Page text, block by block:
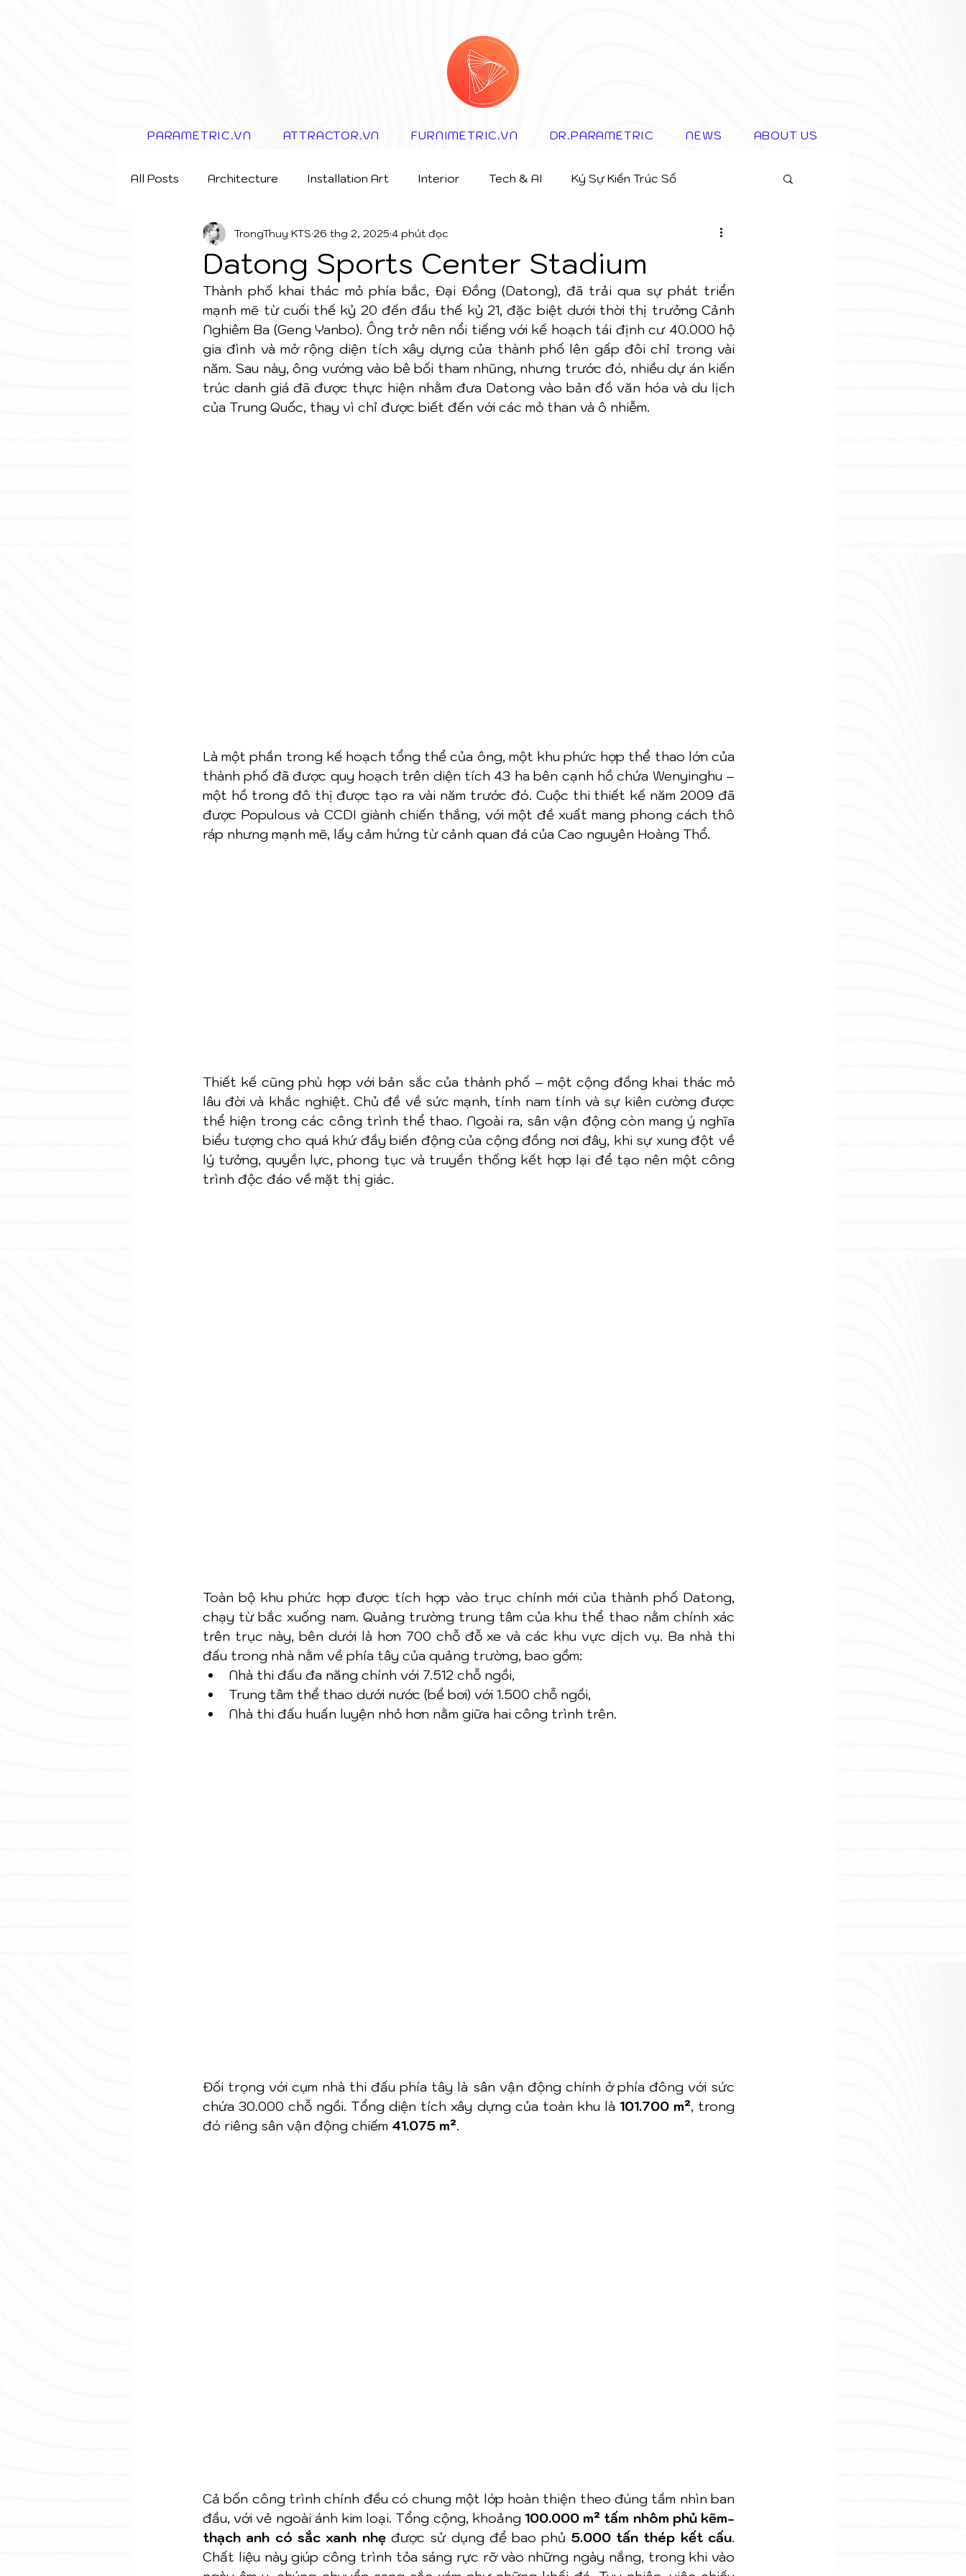
PARAMETRIC.VN ATTRACTOR.VN FURNIMETRIC.VN DR.PARAMETRIC NEWS ABOUT US
All Posts Architecture Installation Art Interior Tech & AI Ký Sự Kiến Trúc Số
Storytelling Concept
Datong Sports Center Stadium
TrongThuy KTS 26 thg 2, 2025 4 phút đọc
Thành phố khai thác mỏ phía bắc, Đại Đồng (Datong), đã trải qua sự phát triển
mạnh mẽ từ cuối thế kỷ 20 đến đầu thế kỷ 21, đặc biệt dưới thời thị trưởng Cảnh
Nghiêm Ba (Geng Yanbo). Ông trở nên nổi tiếng với kế hoạch tái định cư 40.000 hộ
gia đình và mở rộng diện tích xây dựng của thành phố lên gấp đôi chỉ trong vài
năm. Sau này, ông vướng vào bê bối tham nhũng, nhưng trước đó, nhiều dự án kiến
trúc danh giá đã được thực hiện nhằm đưa Datong vào bản đồ văn hóa và du lịch
của Trung Quốc, thay vì chỉ được biết đến với các mỏ than và ô nhiễm.
Là một phần trong kế hoạch tổng thể của ông, một khu phức hợp thể thao lớn của
thành phố đã được quy hoạch trên diện tích 43 ha bên cạnh hồ chứa Wenyinghu –
một hồ trong đô thị được tạo ra vài năm trước đó. Cuộc thi thiết kế năm 2009 đã
được Populous và CCDI giành chiến thắng, với một đề xuất mang phong cách thô
ráp nhưng mạnh mẽ, lấy cảm hứng từ cảnh quan đá của Cao nguyên Hoàng Thổ.
Thiết kế cũng phù hợp với bản sắc của thành phố – một cộng đồng khai thác mỏ
lâu đời và khắc nghiệt. Chủ đề về sức mạnh, tính nam tính và sự kiên cường được
thể hiện trong các công trình thể thao. Ngoài ra, sân vận động còn mang ý nghĩa
biểu tượng cho quá khứ đầy biến động của cộng đồng nơi đây, khi sự xung đột về
lý tưởng, quyền lực, phong tục và truyền thống kết hợp lại để tạo nên một công
trình độc đáo về mặt thị giác.
Toàn bộ khu phức hợp được tích hợp vào trục chính mới của thành phố Datong,
chạy từ bắc xuống nam. Quảng trường trung tâm của khu thể thao nằm chính xác
trên trục này, bên dưới là hơn 700 chỗ đỗ xe và các khu vực dịch vụ. Ba nhà thi
đấu trong nhà nằm về phía tây của quảng trường, bao gồm:
Nhà thi đấu đa năng chính với 7.512 chỗ ngồi,
Trung tâm thể thao dưới nước (bể bơi) với 1.500 chỗ ngồi,
Nhà thi đấu huấn luyện nhỏ hơn nằm giữa hai công trình trên.
Đối trọng với cụm nhà thi đấu phía tây là sân vận động chính ở phía đông với sức
chứa 30.000 chỗ ngồi. Tổng diện tích xây dựng của toàn khu là 101.700 m², trong
đó riêng sân vận động chiếm 41.075 m².
Cả bốn công trình chính đều có chung một lớp hoàn thiện theo đúng tầm nhìn ban
đầu, với vẻ ngoài ánh kim loại. Tổng cộng, khoảng 100.000 m² tấm nhôm phủ kẽm-
thạch anh có sắc xanh nhẹ được sử dụng để bao phủ 5.000 tấn thép kết cấu.
Chất liệu này giúp công trình tỏa sáng rực rỡ vào những ngày nắng, trong khi vào